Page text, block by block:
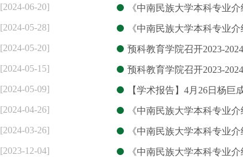
[2024-06-20]
[2024-05-28]
[2024-05-20]
[2024-05-15]
[2024-05-09]
[2024-04-26]
[2024-03-26]
[2023-12-04]
《中南民族大学本科专业
《中南民族大学本科专业
预科教育学院召开2023-
预科教育学院召开2023-
【学术报告】4月26日杨巨
《中南民族大学本科专业
《中南民族大学本科专业
《中南民族大学本科专业